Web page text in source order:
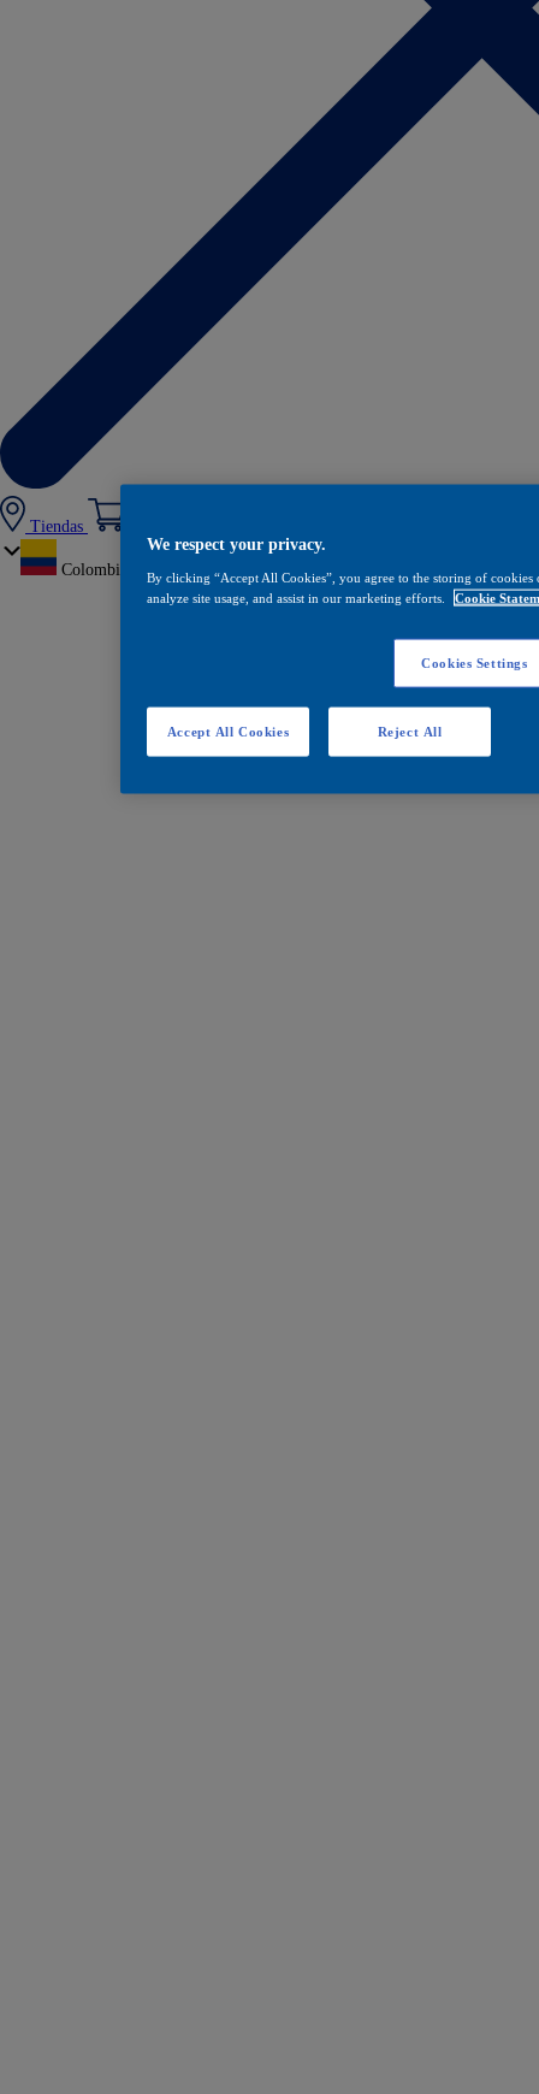
Tiendas
Colombia
We respect your privacy.
By clicking “Accept All Cookies”, you agree to the storing of
analyze site usage, and assist in our marketing efforts.
Cookie
Cookies Settings
Reject All
Accept All Cookies